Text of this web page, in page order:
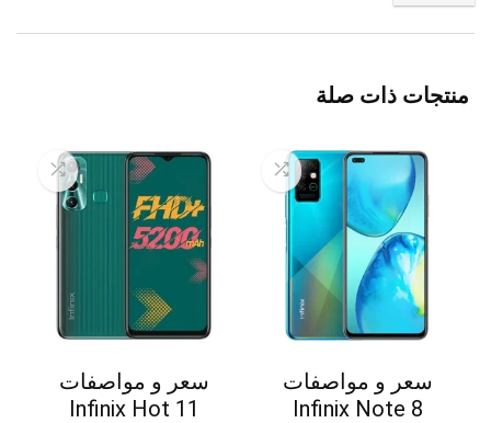
منتجات ذات صلة
سعر و مواصفات
Infinix Note 8
سعر و مواصفات
Infinix Hot 11